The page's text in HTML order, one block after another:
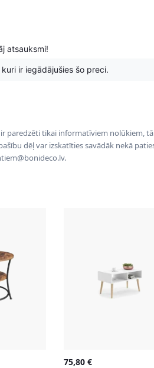
atsauksmi!
ir iegādājušies šo preci.
tikai informatīviem nolūkiem,
dēļ var izskatīties savādāk nekā
75,80€